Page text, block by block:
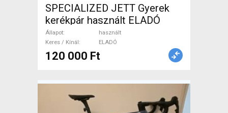
SPECIALIZED JETT Gyerek
kerékpár használt ELADÓ
Állapot
használt
Keres / Kínál
ELADÓ
120 000 Ft